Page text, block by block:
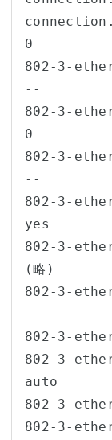
0
802-3-
--
802-3-
0
802-3-
--
802-3-
yes
802-3-
(略)
802-3-
--
802-3-
802-3-
auto
802-3-
802-3-